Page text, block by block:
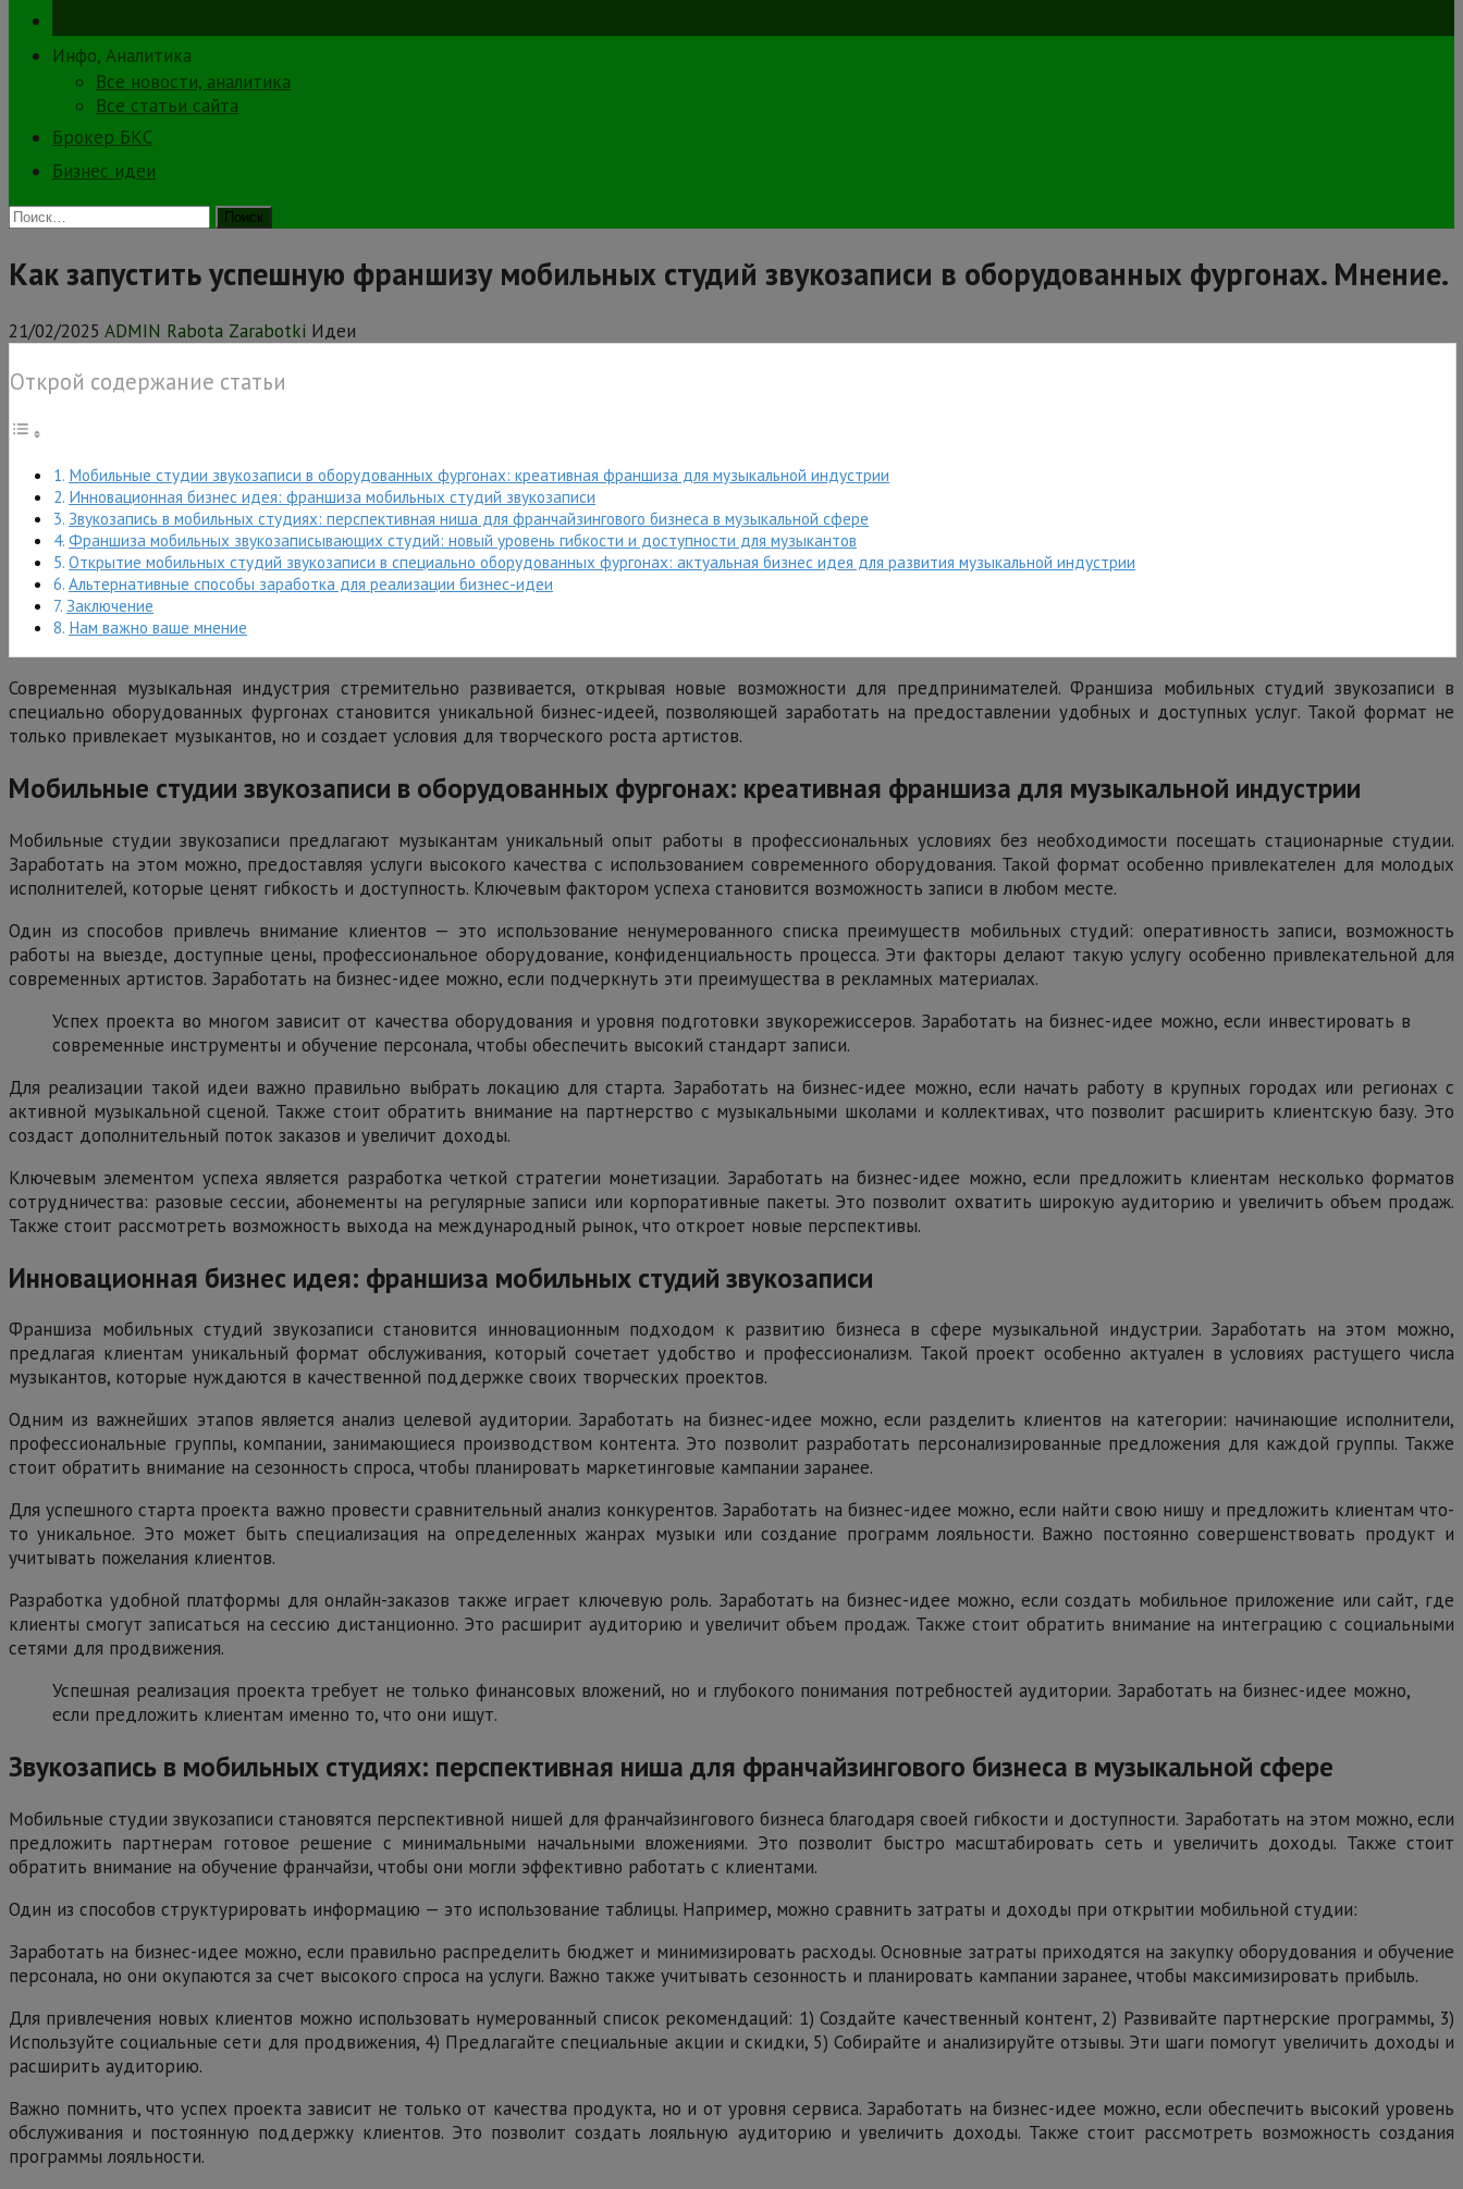
Инфо, Аналитика
Все новости, аналитика
Все статьи сайта
Брокер БКС
Бизнес идеи
Найти:
Как запустить успешную франшизу мобильных студий звукозаписи в оборудованных фургонах. Мнение.
21/02/2025 ADMIN Rabota Zarabotki Идеи
Открой содержание статьи
Мобильные студии звукозаписи в оборудованных фургонах: креативная франшиза для музыкальной индустрии
Инновационная бизнес идея: франшиза мобильных студий звукозаписи
Звукозапись в мобильных студиях: перспективная ниша для франчайзингового бизнеса в музыкальной сфере
Франшиза мобильных звукозаписывающих студий: новый уровень гибкости и доступности для музыкантов
Открытие мобильных студий звукозаписи в специально оборудованных фургонах: актуальная бизнес идея для развития музыкальной индустрии
Альтернативные способы заработка для реализации бизнес-идеи
Заключение
Нам важно ваше мнение
Современная музыкальная индустрия стремительно развивается, открывая новые возможности для предпринимателей. Франшиза мобильных студий звукозаписи в
специально оборудованных фургонах становится уникальной бизнес-идеей, позволяющей заработать на предоставлении удобных и доступных услуг. Такой формат не
только привлекает музыкантов, но и создает условия для творческого роста артистов.
Мобильные студии звукозаписи в оборудованных фургонах: креативная франшиза для музыкальной индустрии
Мобильные студии звукозаписи предлагают музыкантам уникальный опыт работы в профессиональных условиях без необходимости посещать стационарные студии.
Заработать на этом можно, предоставляя услуги высокого качества с использованием современного оборудования. Такой формат особенно привлекателен для молодых
исполнителей, которые ценят гибкость и доступность. Ключевым фактором успеха становится возможность записи в любом месте.
Один из способов привлечь внимание клиентов — это использование ненумерованного списка преимуществ мобильных студий: оперативность записи, возможность
работы на выезде, доступные цены, профессиональное оборудование, конфиденциальность процесса. Эти факторы делают такую услугу особенно привлекательной для
современных артистов. Заработать на бизнес-идее можно, если подчеркнуть эти преимущества в рекламных материалах.
Успех проекта во многом зависит от качества оборудования и уровня подготовки звукорежиссеров. Заработать на бизнес-идее можно, если инвестировать в
современные инструменты и обучение персонала, чтобы обеспечить высокий стандарт записи.
Для реализации такой идеи важно правильно выбрать локацию для старта. Заработать на бизнес-идее можно, если начать работу в крупных городах или регионах с
активной музыкальной сценой. Также стоит обратить внимание на партнерство с музыкальными школами и коллективах, что позволит расширить клиентскую базу. Это
создаст дополнительный поток заказов и увеличит доходы.
Ключевым элементом успеха является разработка четкой стратегии монетизации. Заработать на бизнес-идее можно, если предложить клиентам несколько форматов
сотрудничества: разовые сессии, абонементы на регулярные записи или корпоративные пакеты. Это позволит охватить широкую аудиторию и увеличить объем продаж.
Также стоит рассмотреть возможность выхода на международный рынок, что откроет новые перспективы.
Инновационная бизнес идея: франшиза мобильных студий звукозаписи
Франшиза мобильных студий звукозаписи становится инновационным подходом к развитию бизнеса в сфере музыкальной индустрии. Заработать на этом можно,
предлагая клиентам уникальный формат обслуживания, который сочетает удобство и профессионализм. Такой проект особенно актуален в условиях растущего числа
музыкантов, которые нуждаются в качественной поддержке своих творческих проектов.
Одним из важнейших этапов является анализ целевой аудитории. Заработать на бизнес-идее можно, если разделить клиентов на категории: начинающие исполнители,
профессиональные группы, компании, занимающиеся производством контента. Это позволит разработать персонализированные предложения для каждой группы. Также
стоит обратить внимание на сезонность спроса, чтобы планировать маркетинговые кампании заранее.
Для успешного старта проекта важно провести сравнительный анализ конкурентов. Заработать на бизнес-идее можно, если найти свою нишу и предложить клиентам что-
то уникальное. Это может быть специализация на определенных жанрах музыки или создание программ лояльности. Важно постоянно совершенствовать продукт и
учитывать пожелания клиентов.
Разработка удобной платформы для онлайн-заказов также играет ключевую роль. Заработать на бизнес-идее можно, если создать мобильное приложение или сайт, где
клиенты смогут записаться на сессию дистанционно. Это расширит аудиторию и увеличит объем продаж. Также стоит обратить внимание на интеграцию с социальными
сетями для продвижения.
Успешная реализация проекта требует не только финансовых вложений, но и глубокого понимания потребностей аудитории. Заработать на бизнес-идее можно,
если предложить клиентам именно то, что они ищут.
Звукозапись в мобильных студиях: перспективная ниша для франчайзингового бизнеса в музыкальной сфере
Мобильные студии звукозаписи становятся перспективной нишей для франчайзингового бизнеса благодаря своей гибкости и доступности. Заработать на этом можно, если
предложить партнерам готовое решение с минимальными начальными вложениями. Это позволит быстро масштабировать сеть и увеличить доходы. Также стоит
обратить внимание на обучение франчайзи, чтобы они могли эффективно работать с клиентами.
Один из способов структурировать информацию — это использование таблицы. Например, можно сравнить затраты и доходы при открытии мобильной студии:
Заработать на бизнес-идее можно, если правильно распределить бюджет и минимизировать расходы. Основные затраты приходятся на закупку оборудования и обучение
персонала, но они окупаются за счет высокого спроса на услуги. Важно также учитывать сезонность и планировать кампании заранее, чтобы максимизировать прибыль.
Для привлечения новых клиентов можно использовать нумерованный список рекомендаций: 1) Создайте качественный контент, 2) Развивайте партнерские программы, 3)
Используйте социальные сети для продвижения, 4) Предлагайте специальные акции и скидки, 5) Собирайте и анализируйте отзывы. Эти шаги помогут увеличить доходы и
расширить аудиторию.
Важно помнить, что успех проекта зависит не только от качества продукта, но и от уровня сервиса. Заработать на бизнес-идее можно, если обеспечить высокий уровень
обслуживания и постоянную поддержку клиентов. Это позволит создать лояльную аудиторию и увеличить доходы. Также стоит рассмотреть возможность создания
программы лояльности.